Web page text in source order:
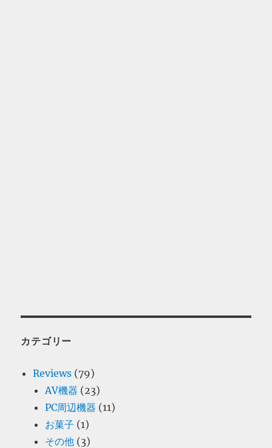
カテゴリー
Reviews (79)
AV機器 (23)
PC周辺機器 (11)
お菓子 (1)
その他 (3)